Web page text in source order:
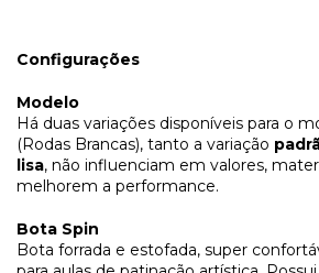
Configurações
Modelo
Há duas variações disponíveis para o
(Rodas Brancas), tanto a variação
lisa, não influenciam em valores,
melhorem a performance.
Bota Spin
Bota forrada e estofada, super